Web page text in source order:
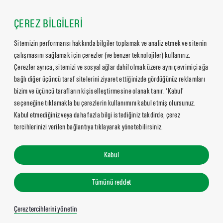
ÇEREZ BİLGİLERİ
Sitemizin performansı hakkında bilgiler toplamak ve analiz etmek ve sitenin
çalışmasını sağlamak için çerezler (ve benzer teknolojiler) kullanırız.
Çerezler ayrıca, sitemizi ve sosyal ağlar dahil olmak üzere aynı çevrimiçi ağa
bağlı diğer üçüncü taraf sitelerini ziyaret ettiğinizde gördüğünüz reklamları
bizim ve üçüncü tarafların kişiselleştirmesine olanak tanır. ‘Kabul’
seçeneğine tıklamakla bu çerezlerin kullanımını kabul etmiş olursunuz.
Kabul etmediğiniz veya daha fazla bilgi istediğiniz takdirde, çerez
tercihlerinizi verilen bağlantıya tıklayarak yönetebilirsiniz.
Kabul
Tümünü reddet
Çerez tercihlerini yönetin